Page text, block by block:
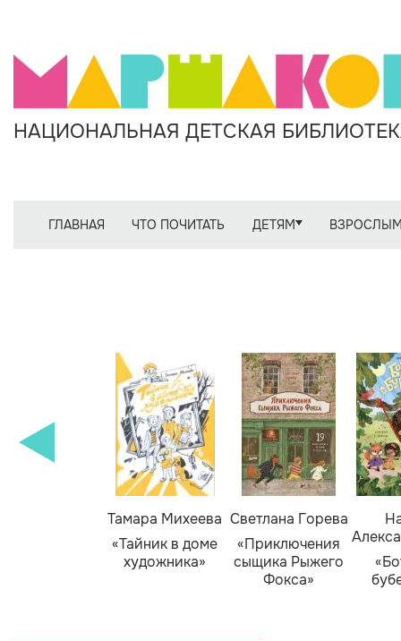
НАЦИОНАЛЬНАЯ ДЕТСКАЯ
ГЛАВНАЯ ЧТО ПОЧИТАТЬ ДЕТЯМ
Тамара Михеева
«Тайник в доме
художника»
Светлана Горева
«Приключения
сыщика Рыжего
Фокса»